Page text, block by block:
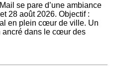
se pare d’une ambiance
28 août 2026. Objectif :
en plein cœur de ville. Un
ancré dans le cœur des